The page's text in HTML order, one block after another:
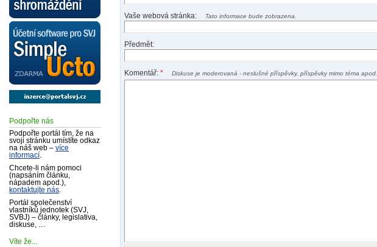
Podpořte nás
Podpořte portál tím, že na
svoji stránku umístíte odkaz
na náš web – více
informací
Chcete-li nám pomoci
(napsáním článku,
nápadem apod.),
kontaktujte nás
Portál společenství
vlastníků jednotek (SVJ,
SVBJ) – články, legislativa,
diskuse, …
Víte že...
Vaše webová stránka: Tato informace bude zobrazena.
Předmět:
Komentář:* Diskuse je moderovaná - neslušné příspěvky, příspěvky mimo téma